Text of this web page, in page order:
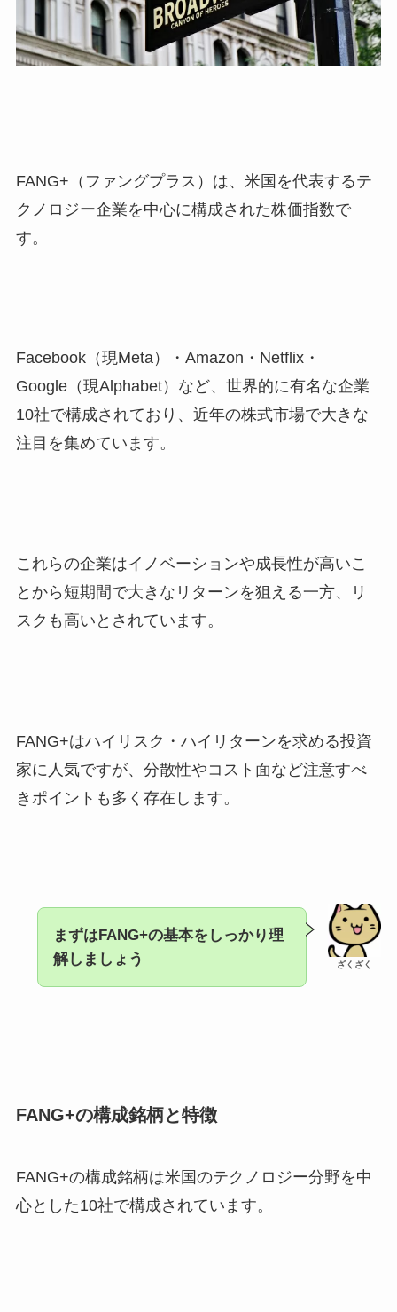
FANG+（ファングプラス）は、米国を代表するテ
クノロジー企業を中心に構成された株価指数で
す。
Facebook（現Meta）・Amazon・Netflix・
Google（現Alphabet）など、世界的に有名な企業
10社で構成されており、近年の株式市場で大きな
注目を集めています。
これらの企業はイノベーションや成長性が高いこ
とから短期間で大きなリターンを狙える一方、リ
スクも高いとされています。
FANG+はハイリスク・ハイリターンを求める投資
家に人気ですが、分散性やコスト面など注意すべ
きポイントも多く存在します。
ざくざく
まずはFANG+の基本をしっかり理
解しましょう
FANG+の構成銘柄と特徴
FANG+の構成銘柄は米国のテクノロジー分野を中
心とした10社で構成されています。